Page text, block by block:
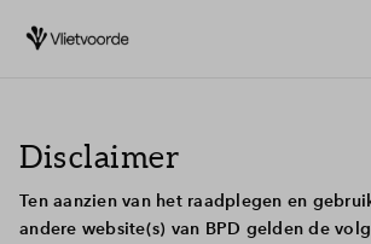
Disclaimer
Ten aanzien van het raadplegen en
andere website(s) van BPD gelden de